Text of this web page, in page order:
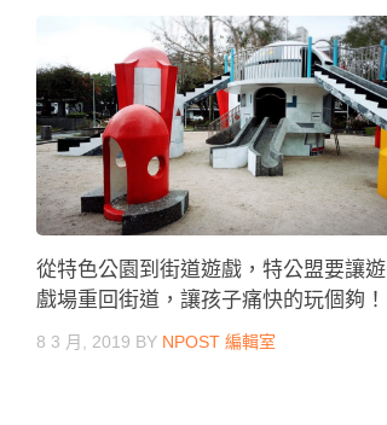
從特色公園到街道遊戲，特公盟要讓遊
戲場重回街道，讓孩子痛快的玩個夠！
8 3 月, 2019 BY NPOST 編輯室